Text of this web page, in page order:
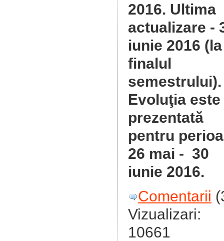
2016. Ultima
actualizare -
iunie 2016 (la
finalul
semestrului).
Evoluţia este
prezentată
pentru
26 mai - 30
iunie 2016.
Comentarii
Vizualizari:
10661